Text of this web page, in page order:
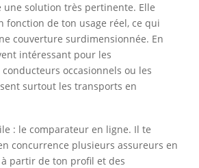
solution très pertinente. Elle
fonction de ton usage réel, ce qui
couverture surdimensionnée. En
intéressant pour les
occasionnels ou les
surtout les transports en
: le comparateur en ligne. Il te
concurrence plusieurs assureurs en
partir de ton profil et des